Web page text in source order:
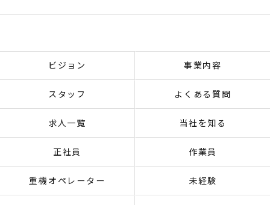
ビジョン 事業内容
スタッフ よくある質問
求人一覧 当社を知る
正社員 作業員
重機オペレーター 未経験